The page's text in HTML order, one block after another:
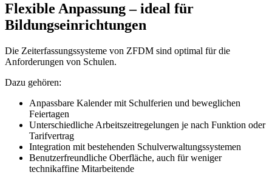
Flexible Anpassung – ideal für
Bildungseinrichtungen
Die Zeiterfassungssysteme von ZFDM sind optimal für die
Anforderungen von Schulen.
Dazu gehören:
Anpassbare Kalender mit Schulferien und beweglichen
Feiertagen
Unterschiedliche Arbeitszeitregelungen je nach Funktion oder
Tarifvertrag
Integration mit bestehenden Schulverwaltungssystemen
Benutzerfreundliche Oberfläche, auch für weniger
technikaffine Mitarbeitende